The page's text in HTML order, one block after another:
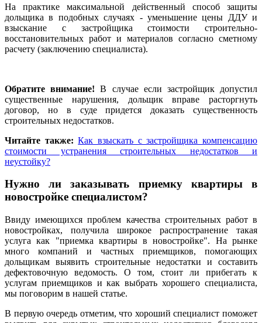
На практике максимальной действенный способ защиты
дольщика в подобных случаях - уменьшение цены ДДУ и
взыскание с застройщика стоимости строительно-
восстановительных работ и материалов согласно сметному
расчету (заключению специалиста).
Обратите внимание! В случае если застройщик допустил
существенные нарушения, дольщик вправе расторгнуть
договор, но в суде придется доказать существенность
строительных недостатков.
Читайте также: Как взыскать с застройщика компенсацию
стоимости устранения строительных недостатков и
неустойку?
Нужно ли заказывать приемку квартиры в
новостройке специалистом?
Ввиду имеющихся проблем качества строительных работ в
новостройках, получила широкое распространение такая
услуга как "приемка квартиры в новостройке". На рынке
много компаний и частных приемщиков, помогающих
дольщикам выявить строительные недостатки и составить
дефектовочную ведомость. О том, стоит ли прибегать к
услугам приемщиков и как выбрать хорошего специалиста,
мы поговорим в нашей статье.
В первую очередь отметим, что хороший специалист поможет